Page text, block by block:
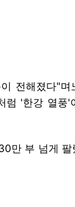
전해졌다"며
럼 '한강 열풍'
만 부 넘게